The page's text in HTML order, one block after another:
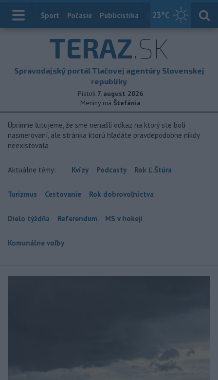
23°C
Index
Šport Počasie Publicistika Slovensko
TERAZ.SK
Spravodajský portál Tlačovej agentúry Slovenskej
republiky
Piatok 7. august 2026
Meniny má Štefánia
Úprimne ľutujeme, že sme nenašli odkaz na ktorý ste boli
nasmerovaní, ale stránka ktorú hľadáte pravdepodobne nikdy
neexistovala
Aktuálne témy: Kvízy Podcasty Rok Ľ.Štúra
Turizmus Cestovanie Rok dobrovoľníctva
Dielo týždňa Referendum MS v hokeji
Komunálne voľby